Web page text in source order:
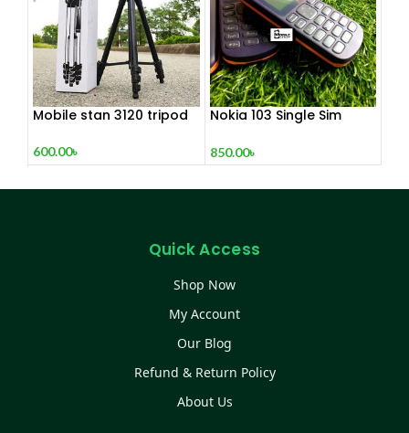
Wired Headset for
Laptop & PC
Mobile stan 3120 tripod
600.00৳
Nokia 103 Single Sim
850.00৳
Quick Access
Shop Now
My Account
Our Blog
Refund & Return Policy
About Us